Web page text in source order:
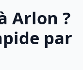
Arlon ?
par